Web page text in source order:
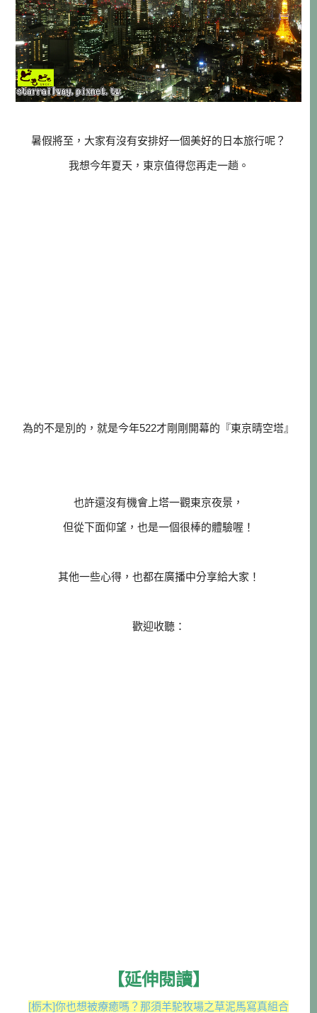
暑假將至，大家有沒有安排好一個美好的日本旅行呢？
我想今年夏天，東京值得您再走一趟。
為的不是別的，就是今年522才剛剛開幕的『東京晴空塔』
也許還沒有機會上塔一觀東京夜景，
但從下面仰望，也是一個很棒的體驗喔！
其他一些心得，也都在廣播中分享給大家！
歡迎收聽：
【延伸閱讀】
[栃木]你也想被療癒嗎？那須羊駝牧場之草泥馬寫真組合